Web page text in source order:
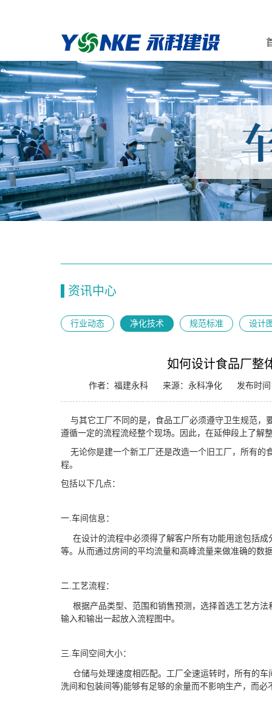
资讯中心
行业动态 净化技术 规范标准 设计
如何设计食品厂整
作者：福建永科 来源：永科净化 发布时间
与其它工厂不同的是，食品工厂必须遵守卫生规范，
遵循一定的流程流经整个现场。因此，在延伸段上了解
无论你是建一个新工厂还是改造一个旧工厂，所有的
程。
包括以下几点：
一.车间信息：
在设计的流程中必须得了解客户所有功能用途包括成
等。从而通过房间的平均流量和高峰流量来做准确的数
二.工艺流程：
根据产品类型、范围和销售预测，选择首选工艺方法
输入和输出一起放入流程图中。
三.车间空间大小：
仓储与处理速度相匹配。工厂全速运转时，所有的车
洗间和包装间等)能够有足够的余量而不影响生产，而必